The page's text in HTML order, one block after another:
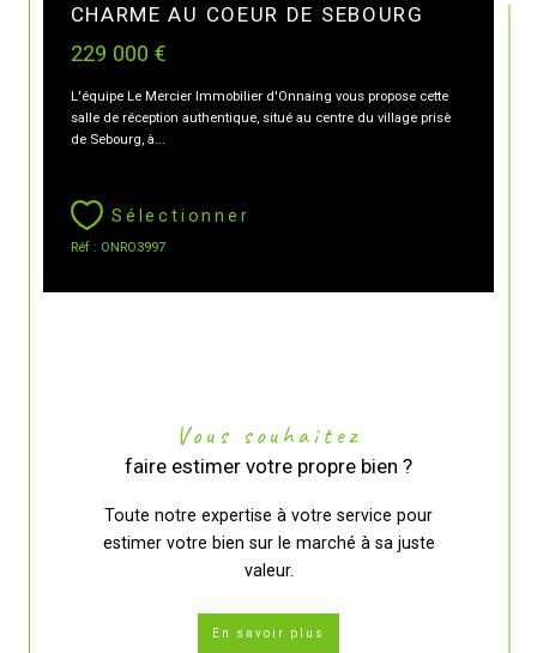
CHARME AU COEUR DE SEBOURG
229 000 €
L'équipe Le Mercier Immobilier d'Onnaing vous propose cette
salle de réception authentique, situé au centre du village prisè
de Sebourg, à...
Sélectionner
Réf : ONRO3997
Vous souhaitez
faire estimer votre propre bien ?
Toute notre expertise à votre service pour
estimer votre bien sur le marché à sa juste
valeur.
En savoir plus